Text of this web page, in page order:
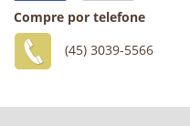
Compre por telefone
(45) 3039-5566